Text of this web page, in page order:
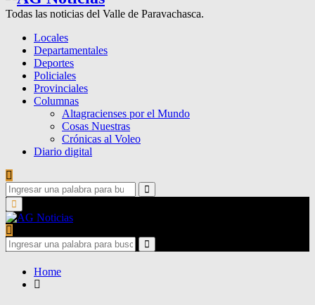
Todas las noticias del Valle de Paravachasca.
Locales
Departamentales
Deportes
Policiales
Provinciales
Columnas
Altagracienses por el Mundo
Cosas Nuestras
Crónicas al Voleo
Diario digital
Search
for:
Search
Primary
Menu
Search
for:
Search
Home